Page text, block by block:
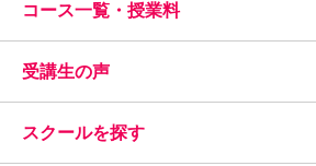
コース一覧・授業料
受講生の声
スクールを探す